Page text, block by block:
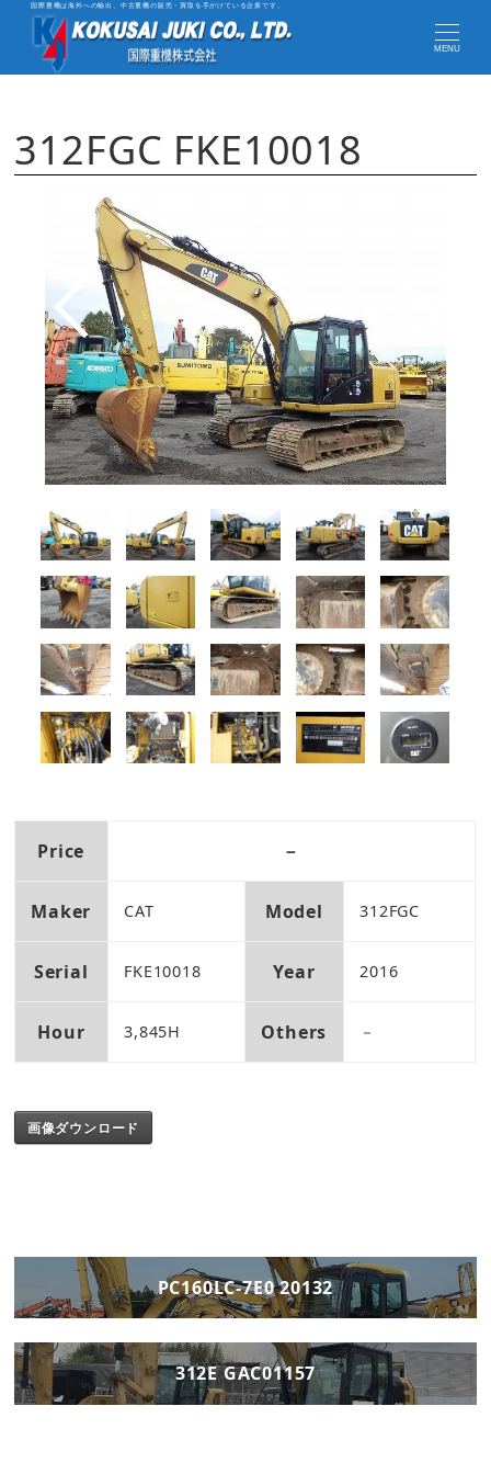
国際重機は海外への輸出、中古重機の販売・買取を手がけている企業です。
MENU
312FGC FKE10018
Price －
Maker CAT Model 312FGC
Serial FKE10018 Year 2016
Hour 3,845H Others －
画像ダウンロード
PC160LC-7E0 20132
312E GAC01157